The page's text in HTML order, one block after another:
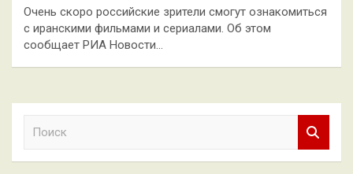
Очень скоро российские зрители смогут ознакомиться
с иранскими фильмами и сериалами. Об этом
сообщает РИА Новости…